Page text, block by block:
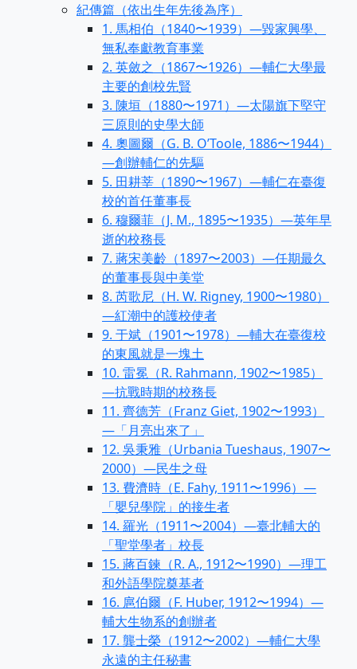
紀傳篇（依出生年先後為序）
1. 馬相伯（1840〜1939）—毀家興學、
無私奉獻教育事業
2. 英斂之（1867〜1926）—輔仁大學最
主要的創校先賢
3. 陳垣（1880〜1971）—太陽旗下堅守
三原則的史學大師
4. 奧圖爾（G. B. O’Toole, 1886〜1944）
—創辦輔仁的先驅
5. 田耕莘（1890〜1967）—輔仁在臺復
校的首任董事長
6. 穆爾菲（J. M., 1895〜1935）—英年早
逝的校務長
7. 蔣宋美齡（1897〜2003）—任期最久
的董事長與中美堂
8. 芮歌尼（H. W. Rigney, 1900〜1980）
—紅潮中的護校使者
9. 于斌（1901〜1978）—輔大在臺復校
的東風就是一塊土
10. 雷冕（R. Rahmann, 1902〜1985）
—抗戰時期的校務長
11. 齊德芳（Franz Giet, 1902〜1993）
—「月亮出來了」
12. 吳秉雅（Urbania Tueshaus, 1907〜
2000）—民生之母
13. 費濟時（E. Fahy, 1911〜1996）—
「嬰兒學院」的接生者
14. 羅光（1911〜2004）—臺北輔大的
「聖堂學者」校長
15. 蔣百鍊（R. A., 1912〜1990）—理工
和外語學院奠基者
16. 扈伯爾（F. Huber, 1912〜1994）—
輔大生物系的創辦者
17. 龔士榮（1912〜2002）—輔仁大學
永遠的主任秘書